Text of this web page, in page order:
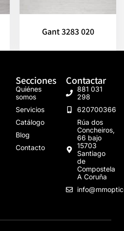
Gant 3283 020
Secciones
Quiénes
somos
Servicios
Catálogo
Blog
Contacto
Contactar
881 031
298
620700366
Rúa dos
Concheiros,
66 bajo
15703
Santiago
de
Compostela
A Coruña